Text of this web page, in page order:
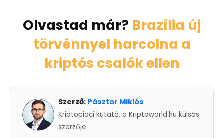
Olvastad már? Brazília új
törvénnyel harcolna a
kriptós csalók ellen
Szerző: Pásztor Miklós
Kriptopiaci kutató, a Kriptoworld.hu külsős
szerzője